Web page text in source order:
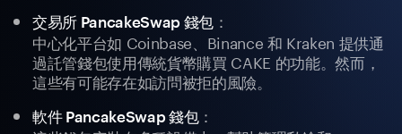
交易所 PancakeSwap 錢包：
中心化平台如 Coinbase、Binance 和 Kraken 提供通
過託管錢包使用傳統貨幣購買 CAKE 的功能。然而，
這些有可能存在如訪問被拒的風險。
軟件 PancakeSwap 錢包：